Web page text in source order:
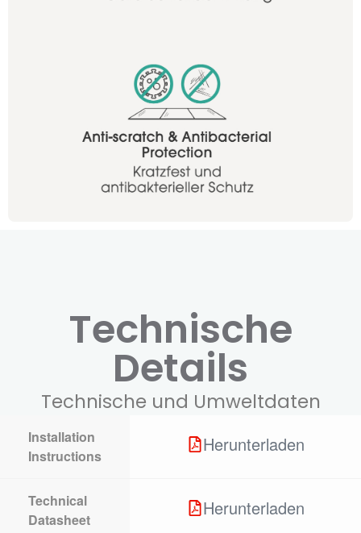
Technische
Details
Technische und Umweltdaten
Installation
Instructions
Herunterladen
Technical
Datasheet
Herunterladen